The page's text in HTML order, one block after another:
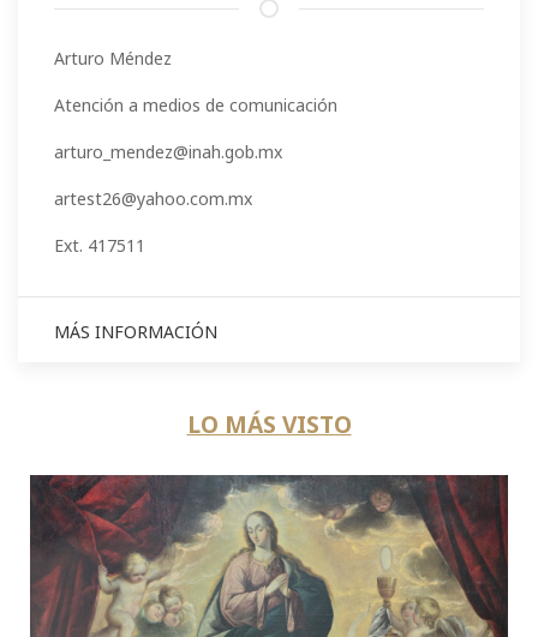
Arturo Méndez
Atención a medios de comunicación
arturo_mendez@inah.gob.mx
artest26@yahoo.com.mx
Ext. 417511
MÁS INFORMACIÓN
LO MÁS VISTO